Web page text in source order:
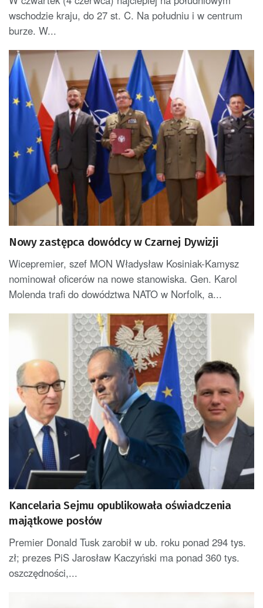
wschodzie kraju, do 27 st. C. Na południu i w centrum
burze. W...
Nowy zastępca dowódcy w Czarnej Dywizji
Wicepremier, szef MON Władysław Kosiniak-Kamysz
nominował oficerów na nowe stanowiska. Gen. Karol
Molenda trafi do dowództwa NATO w Norfolk, a...
Kancelaria Sejmu opublikowała oświadczenia
majątkowe posłów
Premier Donald Tusk zarobił w ub. roku ponad 294 tys.
zł; prezes PiS Jarosław Kaczyński ma ponad 360 tys.
oszczędności,...